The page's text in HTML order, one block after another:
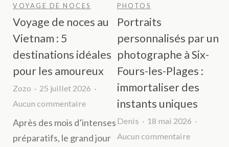
VOYAGE DE NOCES
Voyage de noces au
Vietnam : 5
destinations idéales
pour les amoureux
Zozo
25 juillet 2026
Aucun commentairesur
Voyage
de
Après des mois d’intenses
préparatifs, le grand jour
PHOTOS
Portraits
personnalisés par un
photographe à Six-
Fours-les-Plages :
immortaliser des
instants uniques
Denis
18 mai 2026
Aucun commentairesur